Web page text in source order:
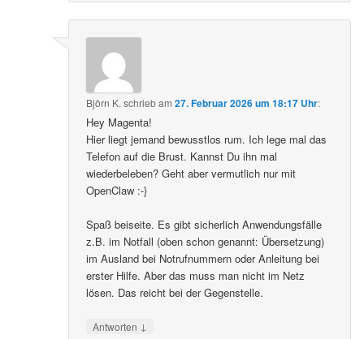
Björn K. schriebam27. Februar 2026 um 18:17 Uhr:
Hey Magenta!
Hier liegt jemand bewusstlos rum. Ich lege mal das
Telefon auf die Brust. Kannst Du ihn mal
wiederbeleben? Geht aber vermutlich nur mit
OpenClaw :-}
Spaß beiseite. Es gibt sicherlich Anwendungsfälle
z.B. im Notfall (oben schon genannt: Übersetzung)
im Ausland bei Notrufnummern oder Anleitung bei
erster Hilfe. Aber das muss man nicht im Netz
lösen. Das reicht bei der Gegenstelle.
Antworten ↓